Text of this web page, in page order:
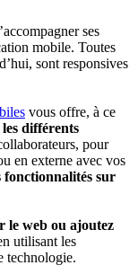
ses
mobile. Toutes
sont responsives
vous offre, à ce
différents
pour
en externe avec vos
fonctionnalités sur
le web ou ajoutez
utilisant les
technologie.